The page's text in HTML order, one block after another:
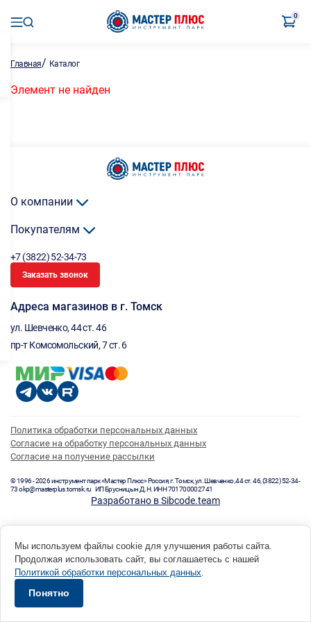
0
Главная/ Каталог
Элемент не найден
О компании
Покупателям
+7 (3822) 52-34-73
Заказать звонок
Адреса магазинов в г. Томск
ул. Шевченко, 44 ст. 46
пр-т Комсомольский, 7 ст. 6
Политика обработки персональных данных
Согласие на обработку персональных данных
Согласие на получение рассылки
© 1996 - 2026 инструмент парк «Мастер Плюс» Россия, г. Томск, ул. Шевченко, 44 ст. 46, (3822) 52-34-
73 okp@masterplus.tomsk.ru ИП Брусницын Д.Н. ИНН 701700002741
Разработано в Sibcode.team
Мы используем файлы cookie для улучшения работы сайта.
Продолжая использовать сайт, вы соглашаетесь с нашей
Политикой обработки персональных данных.
Понятно